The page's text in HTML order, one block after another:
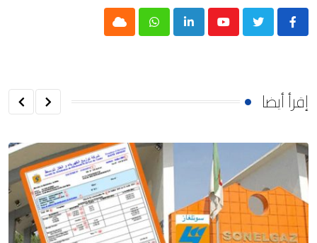
Youtube
LinkedIn
Whatsapp
Cloud
إقرأ أيضا